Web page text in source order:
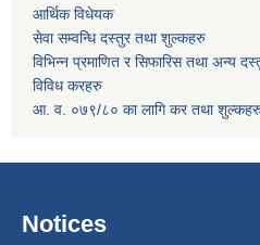
आर्थिक विधेयक
सेवा सम्वन्धि दस्तुर तथा शुल्कहरु
विभिन्न प्रमाणित र सिफारिस तथा अन्य
विविध करहरु
आ. व. ०७९/८० का लागि कर तथा
Notices